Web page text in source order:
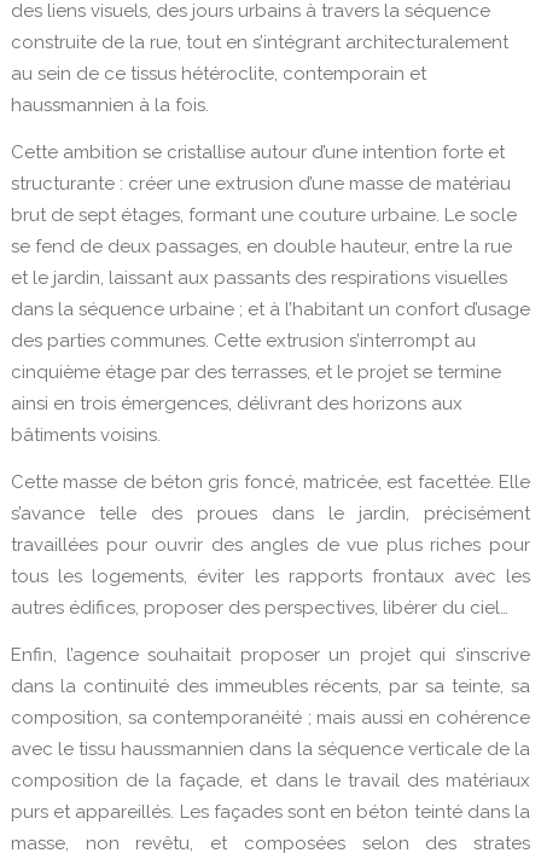
des liens visuels, des jours urbains à travers la séquence
construite de la rue, tout en s’intégrant architecturalement
au sein de ce tissus hétéroclite, contemporain et
haussmannien à la fois.
Cette ambition se cristallise autour d’une intention forte et
structurante : créer une extrusion d’une masse de matériau
brut de sept étages, formant une couture urbaine. Le socle
se fend de deux passages, en double hauteur, entre la rue
et le jardin, laissant aux passants des respirations visuelles
dans la séquence urbaine ; et à l’habitant un confort d’usage
des parties communes. Cette extrusion s’interrompt au
cinquième étage par des terrasses, et le projet se termine
ainsi en trois émergences, délivrant des horizons aux
bâtiments voisins.
Cette masse de béton gris foncé, matricée, est facettée. Elle
s’avance telle des proues dans le jardin, précisément
travaillées pour ouvrir des angles de vue plus riches pour
tous les logements, éviter les rapports frontaux avec les
autres édifices, proposer des perspectives, libérer du ciel…
Enfin, l’agence souhaitait proposer un projet qui s’inscrive
dans la continuité des immeubles récents, par sa teinte, sa
composition, sa contemporanéité ; mais aussi en cohérence
avec le tissu haussmannien dans la séquence verticale de la
composition de la façade, et dans le travail des matériaux
purs et appareillés. Les façades sont en béton teinté dans la
masse, non revêtu, et composées selon des strates